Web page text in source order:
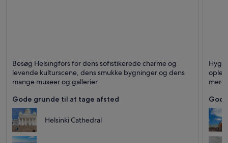
Kendt for Shopping,
Forretning og
Besøg Helsingfors for dens sofistikerede charme og
levende kulturscene, dens smukke bygninger og dens
mange museer og gallerier.
Gode grunde til at tage afsted
Helsinki Cathedral
mere!